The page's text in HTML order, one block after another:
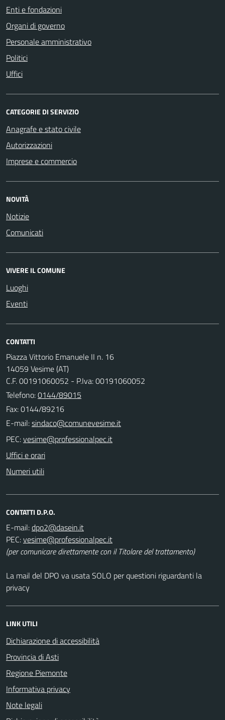
Enti e fondazioni
Organi di governo
Personale amministrativo
Politici
Uffici
CATEGORIE DI SERVIZIO
Anagrafe e stato civile
Autorizzazioni
Imprese e commercio
NOVITÀ
Notizie
Comunicati
VIVERE IL COMUNE
Luoghi
Eventi
CONTATTI
Piazza Vittorio Emanuele II n. 16
14059 Vesime (AT)
C.F. 00191060052 - P.Iva: 00191060052
Telefono:0144/89015
Fax: 0144/89216
E-mail:
PEC:
Uffici e orari
Numeri utili
CONTATTI D.P.O.
E-mail:
PEC:
(per comunicare direttamente con il Titolare del trattamento)
La mail del DPO va usata SOLO per questioni riguardanti la
privacy
LINK UTILI
Dichiarazione di accessibilità
Provincia di Asti
Regione Piemonte
Informativa privacy
Note legali